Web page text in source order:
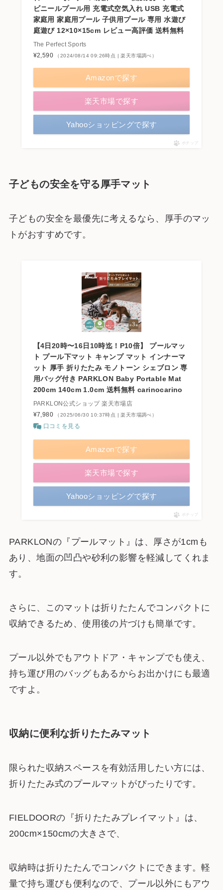
ビニールプール用 充電式空気入れ USB 充電式
家庭用 家庭用プール 子供用プール 専用 水遊び
庭遊び 12×10×15cm レビュー高評価 送料無料
The Perfect Sports
¥2,590
（2024/08/14 09:26時点 | 楽天市場調べ）
Amazonで探す
楽天市場で探す
Yahooショッピングで探す
ポチップ
子どもの安全を守る厚手マット
子どもの安全を最優先に考えるなら、厚手のマッ
トがおすすめです。
【4日20時〜16日10時迄！P10倍】 プールマッ
ト プール下マット キャンプ マット インナーマ
ット 厚手 折りたたみ モノトーン シェブロン 専
用バッグ付き PARKLON Baby Portable Mat
200cm 140cm 1.0cm 送料無料 carinocarino
PARKLON公式ショップ 楽天市場店
¥7,980
（2025/06/30 10:37時点 | 楽天市場調べ）
口コミを見る
Amazonで探す
楽天市場で探す
Yahooショッピングで探す
ポチップ
PARKLONの『プールマット』は、厚さが1cmも
あり、地面の凹凸や砂利の影響を軽減してくれま
す。
さらに、このマットは折りたたんでコンパクトに
収納できるため、使用後の片づけも簡単です。
プール以外でもアウトドア・キャンプでも使え、
持ち運び用のバッグもあるからお出かけにも最適
ですよ。
収納に便利な折りたたみマット
限られた収納スペースを有効活用したい方には、
折りたたみ式のプールマットがぴったりです。
FIELDOORの『折りたたみプレイマット』は、
200cm×150cmの大きさで、
収納時は折りたたんでコンパクトにできます。軽
量で持ち運びも便利なので、プール以外にもアウ